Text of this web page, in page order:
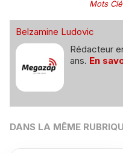
Mots
Belzamine Ludovic
Rédacteur
ans. En
DANS LA MÊME